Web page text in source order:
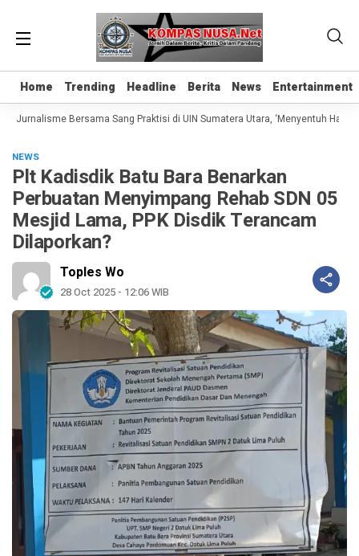
Home Trending Headline Berita News Entertainment
Home Trending Headline Berita News Entertainment
Bersama Sang Praktisi di UIN Sumatera Utara, ‘Menyentuh Hati
NEWS
Plt Kadisdik Batu Bara Benarkan
Perbuatan Menyimpang Rehab SDN 05
Mesjid Lama, PPK Disdik Terancam
Dilaporkan?
Toples Wo
28 Oct 2025 - 12:06 WIB